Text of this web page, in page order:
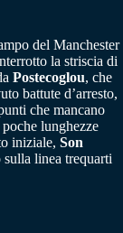
del Manchester
la striscia di
Postecoglou, che
battute d’arresto,
che mancano
poche lunghezze
iniziale, Son
linea trequarti